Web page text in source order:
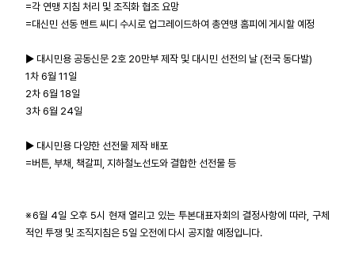
=각 연맹 지침 처리 및 조직화 협조 요망
=대신민 선동 멘트 씨디 수시로 업그레이드하여 총연맹 홈피에 게시할 예정
▶ 대시민용 공동신문 2호 20만부 제작 및 대시민 선전의 날 (전국 동다발)
1차 6월 11일
2차 6월 18일
3차 6월 24일
▶ 대시민용 다양한 선전물 제작 배포
=버튼, 부채, 책갈피, 지하철노선도와 결합한 선전물 등
※6월 4일 오후 5시 현재 열리고 있는 투본대표자회의 결정사항에 따라, 구체
적인 투쟁 및 조직지침은 5일 오전에 다시 공지할 예정입니다.